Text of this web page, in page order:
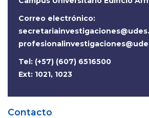
Correo electrónico:
Tel: (+57) (607) 6516500
Ext: 1021, 1023
Contacto